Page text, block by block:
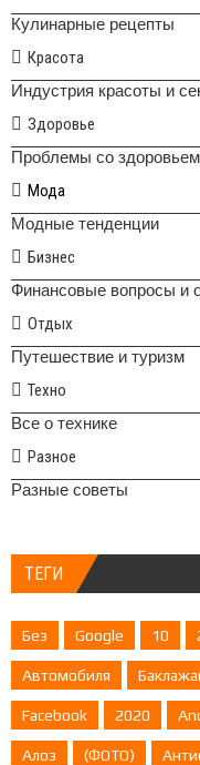
Кулинарные рецепты
Красота
Индустрия красоты и
Здоровье
Проблемы со
Мода
Модные тенденции
Бизнес
Финансовые вопросы и
Отдых
Путешествие и туризм
Техно
Все о технике
Разное
Разные советы
ТЕГИ
Без Google 10
Автомобиля
Facebook 2020
Алоэ (ФОТО)